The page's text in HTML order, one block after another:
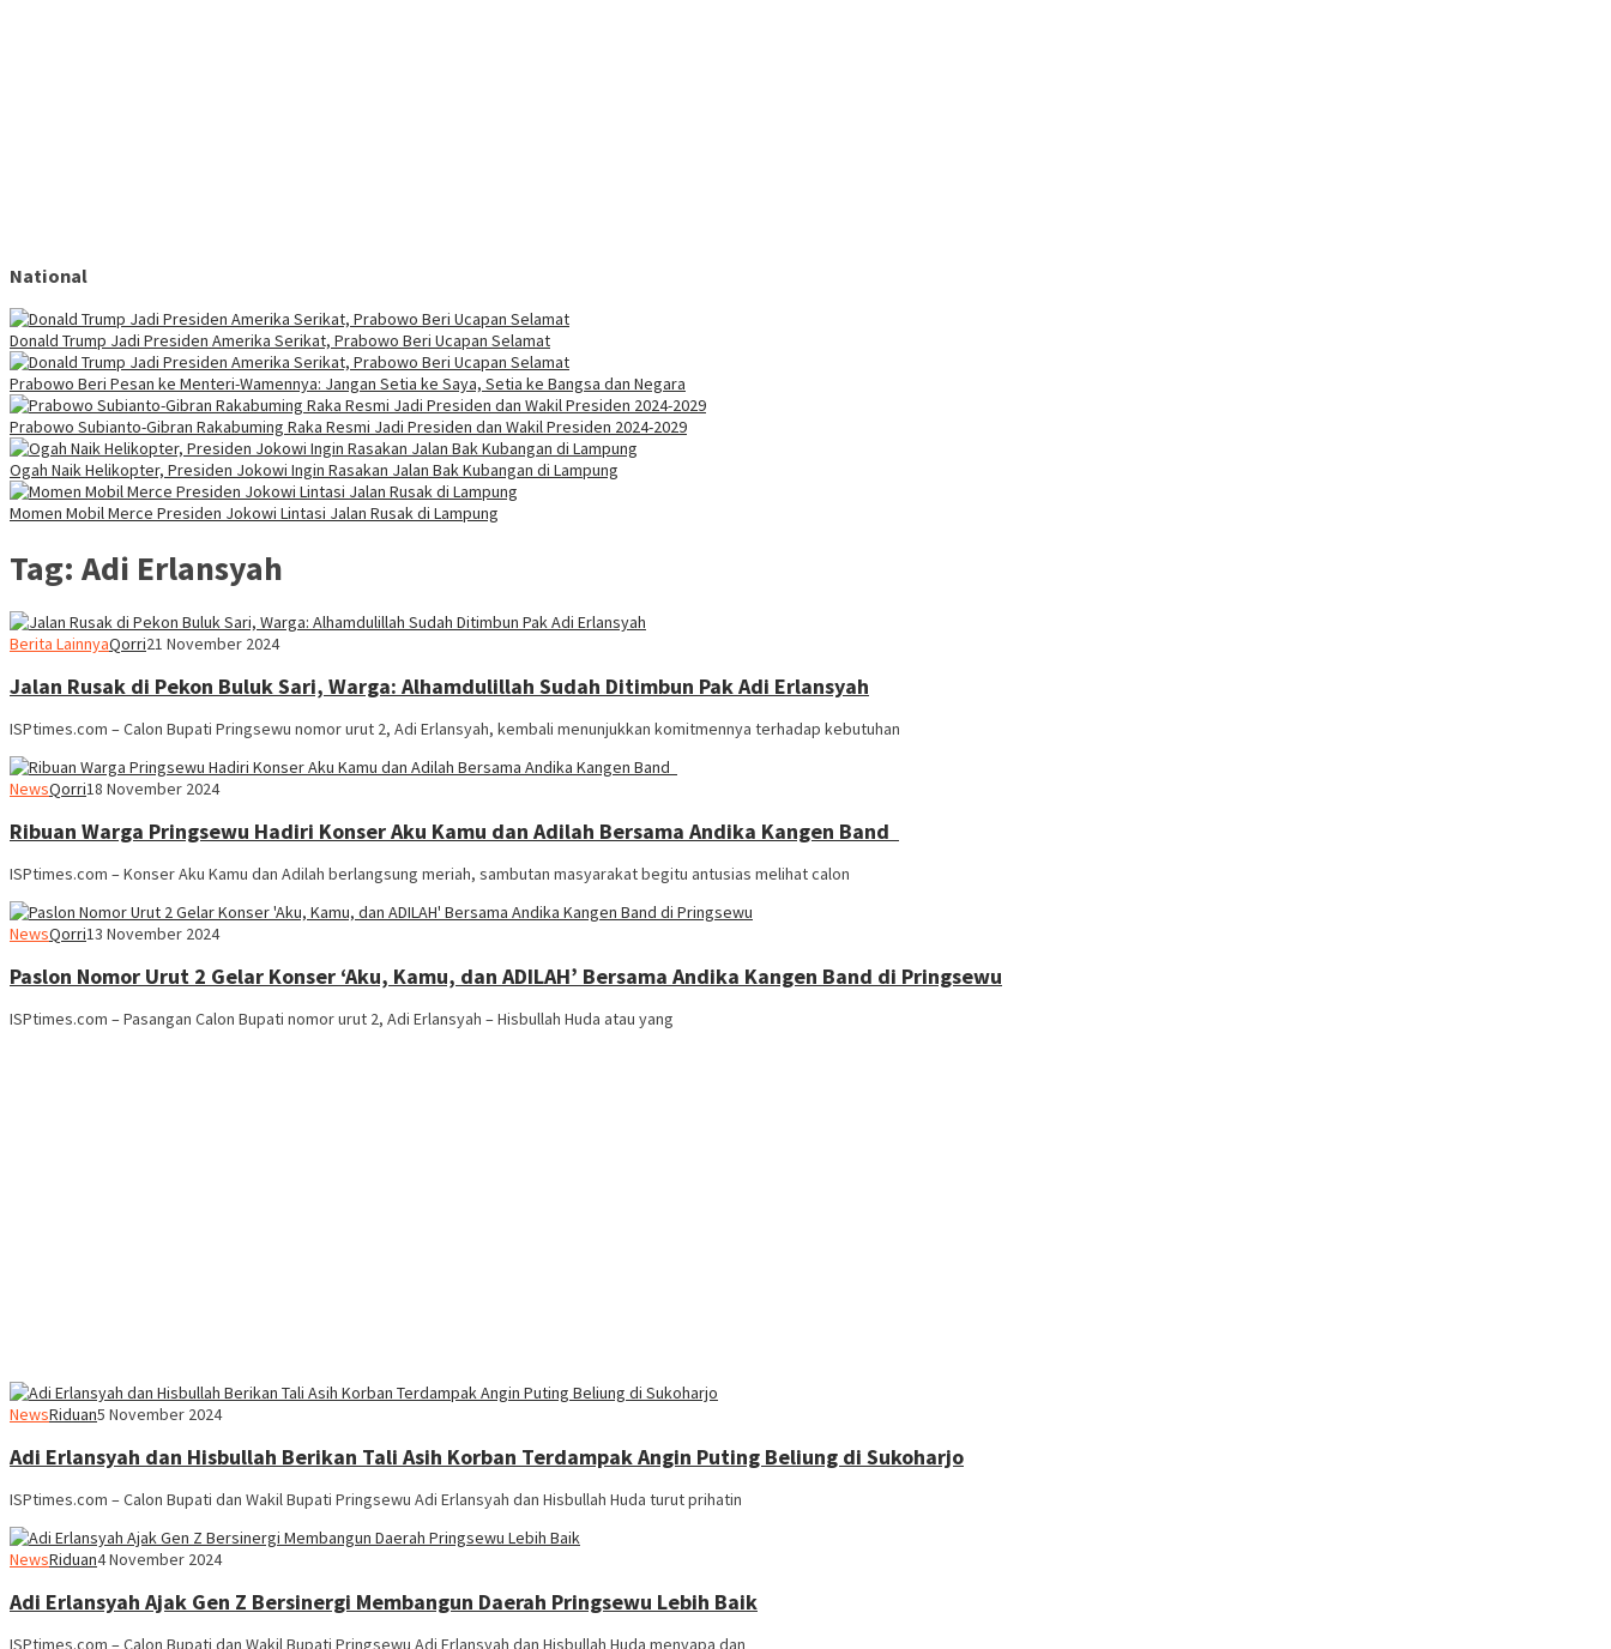
National
Donald Trump Jadi Presiden Amerika Serikat, Prabowo Beri Ucapan Selamat
Prabowo Beri Pesan ke Menteri-Wamennya: Jangan Setia ke Saya, Setia ke Bangsa dan Negara
Prabowo Subianto-Gibran Rakabuming Raka Resmi Jadi Presiden dan Wakil Presiden 2024-2029
Ogah Naik Helikopter, Presiden Jokowi Ingin Rasakan Jalan Bak Kubangan di Lampung
Momen Mobil Merce Presiden Jokowi Lintasi Jalan Rusak di Lampung
Tag: Adi Erlansyah
Berita LainnyaQorri21 November 2024
Jalan Rusak di Pekon Buluk Sari, Warga: Alhamdulillah Sudah Ditimbun Pak Adi Erlansyah
ISPtimes.com – Calon Bupati Pringsewu nomor urut 2, Adi Erlansyah, kembali menunjukkan komitmennya terhadap kebutuhan
NewsQorri18 November 2024
Ribuan Warga Pringsewu Hadiri Konser Aku Kamu dan Adilah Bersama Andika Kangen Band
ISPtimes.com – Konser Aku Kamu dan Adilah berlangsung meriah, sambutan masyarakat begitu antusias melihat calon
NewsQorri13 November 2024
Paslon Nomor Urut 2 Gelar Konser ‘Aku, Kamu, dan ADILAH’ Bersama Andika Kangen Band di Pringsewu
ISPtimes.com – Pasangan Calon Bupati nomor urut 2, Adi Erlansyah – Hisbullah Huda atau yang
NewsRiduan5 November 2024
Adi Erlansyah dan Hisbullah Berikan Tali Asih Korban Terdampak Angin Puting Beliung di Sukoharjo
ISPtimes.com – Calon Bupati dan Wakil Bupati Pringsewu Adi Erlansyah dan Hisbullah Huda turut prihatin
NewsRiduan4 November 2024
Adi Erlansyah Ajak Gen Z Bersinergi Membangun Daerah Pringsewu Lebih Baik
ISPtimes.com – Calon Bupati dan Wakil Bupati Pringsewu Adi Erlansyah dan Hisbullah Huda menyapa dan